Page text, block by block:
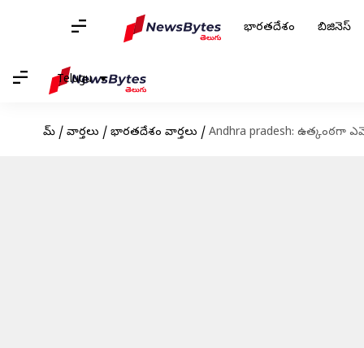
భారతదేశం బిజినెస్
Telugu
హోమ్ / వార్తలు / భారతదేశం వార్తలు / Andhra pradesh: ఉత్కంఠగా